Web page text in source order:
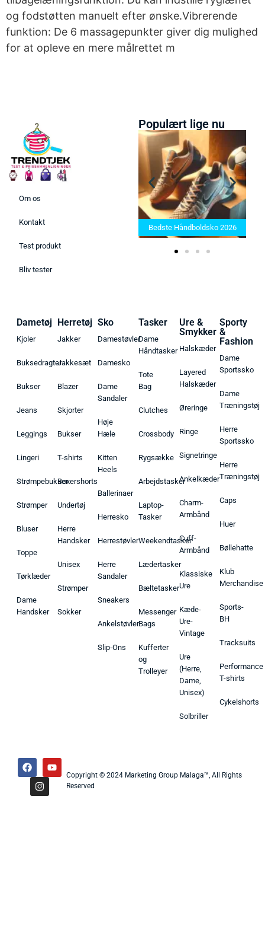
og fodstøtten manuelt efter ønske.Vibrerende
funktion: De 6 massagepunkter giver dig mulighed
for at opleve en mere målrettet m
Om os
Kontakt
Test produkt
Bliv tester
Populært lige nu
Bedste Saunatæppe 2025 –
Find de bedste produkter her!
Bedste Håndboldsko 2026
Dametøj
Kjoler
Buksedragter
Bukser
Jeans
Leggings
Lingeri
Strømpebukser
Strømper
Bluser
Toppe
Tørklæder
Dame
Handsker
Herretøj
Jakker
Jakkesæt
Blazer
Skjorter
Bukser
T-shirts
Boxershorts
Undertøj
Herre
Handsker
Unisex
Strømper
Sokker
Sko
Damestøvler
Damesko
Dame
Sandaler
Høje
Hæle
Kitten
Heels
Ballerinaer
Herresko
Herrestøvler
Herre
Sandaler
Sneakers
Ankelstøvler
Slip-Ons
Tasker
Dame
Håndtasker
Tote
Bag
Clutches
Crossbody
Rygsække
Arbejdstasker
Laptop-
Tasker
Weekendtasker
Lædertasker
Bæltetasker
Messenger
Bags
Kufferter
og
Trolleyer
Ure &
Smykker
Halskæder
Layered
Halskæder
Øreringe
Ringe
Signetringe
Ankelkæder
Charm-
Armbånd
Cuff-
Armbånd
Klassiske
Ure
Kæde-
Ure-
Vintage
Ure
(Herre,
Dame,
Unisex)
Solbriller
Sporty
&
Fashion
Dame
Sportssko
Dame
Træningstøj
Herre
Sportssko
Herre
Træningstøj
Caps
Huer
Bøllehatte
Klub
Merchandise
Sports-
BH
Tracksuits
Performance
T-shirts
Cykelshorts
Copyright © 2024 Marketing Group Malaga™, All Rights
Reserved